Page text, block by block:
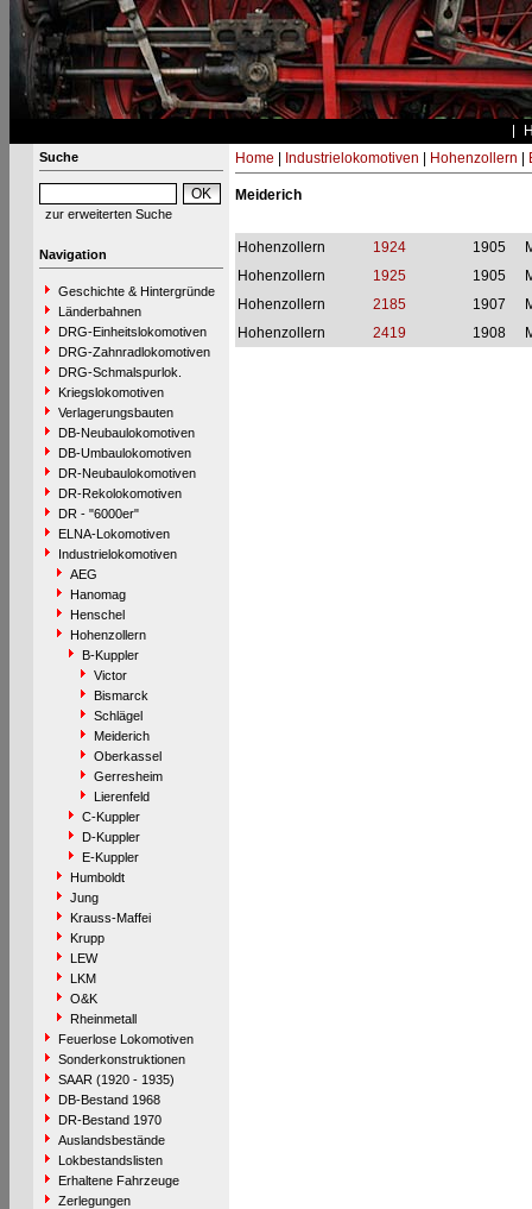
Suche
zur erweiterten Suche
Navigation
Geschichte & Hintergründe
Länderbahnen
DRG-Einheitslokomotiven
DRG-Zahnradlokomotiven
DRG-Schmalspurlok.
Kriegslokomotiven
Verlagerungsbauten
DB-Neubaulokomotiven
DB-Umbaulokomotiven
DR-Neubaulokomotiven
DR-Rekolokomotiven
DR - "6000er"
ELNA-Lokomotiven
Industrielokomotiven
AEG
Hanomag
Henschel
Hohenzollern
B-Kuppler
Victor
Bismarck
Schlägel
Meiderich
Oberkassel
Gerresheim
Lierenfeld
C-Kuppler
D-Kuppler
E-Kuppler
Humboldt
Jung
Krauss-Maffei
Krupp
LEW
LKM
O&K
Rheinmetall
Feuerlose Lokomotiven
Sonderkonstruktionen
SAAR (1920 - 1935)
DB-Bestand 1968
DR-Bestand 1970
Auslandsbestände
Lokbestandslisten
Erhaltene Fahrzeuge
Zerlegungen
Home Industrielokomotiven Hohenzollern
Meiderich
Hohenzollern 1924 1905
Hohenzollern
1925 1905
Hohenzollern
2185 1907
Hohenzollern
2419 1908